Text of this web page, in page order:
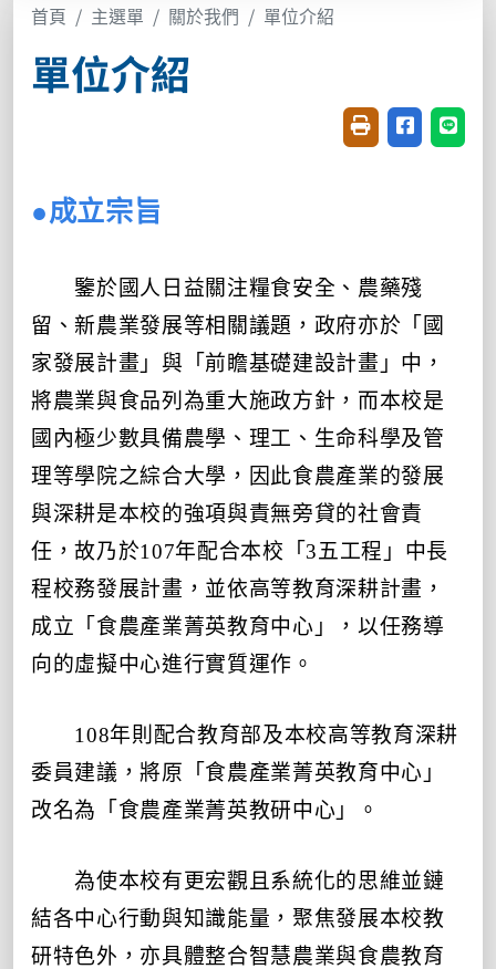
首頁 主選單 關於我們 單位介紹
單位介紹
友善列印(開新視
分享至臉書
分享
●成立宗旨
鑒於國人日益關注糧食安全、農藥殘
留、新農業發展等相關議題，政府亦於「國
家發展計畫」與「前瞻基礎建設計畫」中，
將農業與食品列為重大施政方針，而本校是
國內極少數具備農學、理工、生命科學及管
理等學院之綜合大學，因此食農產業的發展
與深耕是本校的強項與責無旁貸的社會責
任，故乃於107年配合本校「3五工程」中長
程校務發展計畫，並依高等教育深耕計畫，
成立「食農產業菁英教育中心」，以任務導
向的虛擬中心進行實質運作。
108年則配合教育部及本校高等教育深耕
委員建議，將原「食農產業菁英教育中心」
改名為「食農產業菁英教研中心」。
為使本校有更宏觀且系統化的思維並鏈
結各中心行動與知識能量，聚焦發展本校教
研特色外，亦具體整合智慧農業與食農教育